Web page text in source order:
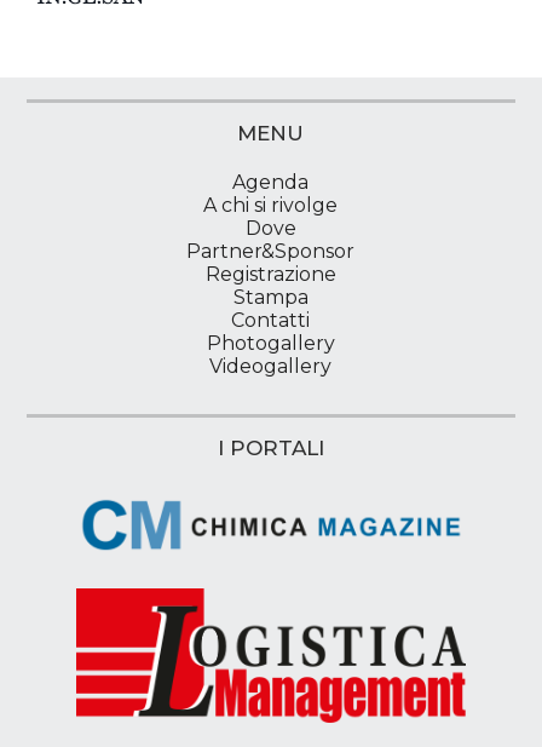
MENU
Agenda
A chi si rivolge
Dove
Partner&Sponsor
Registrazione
Stampa
Contatti
Photogallery
Videogallery
I PORTALI